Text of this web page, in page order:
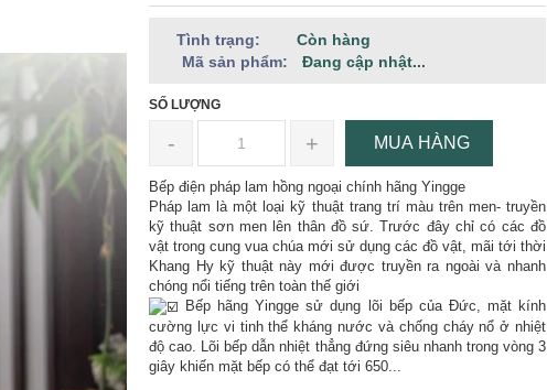
Tình trạng:
Còn hàng
Mã sản phẩm:
Đang cập nhật...
SỐ LƯỢNG
- + MUA HÀNG
Bếp điện pháp lam hồng ngoại chính hãng Yingge
Pháp lam là một loại kỹ thuật trang trí màu trên men- truyền
kỹ thuật sơn men lên thân đồ sứ. Trước đây chỉ có các đồ
vật trong cung vua chúa mới sử dụng các đồ vật, mãi tới thời
Khang Hy kỹ thuật này mới được truyền ra ngoài và nhanh
chóng nổi tiếng trên toàn thế giới
Bếp hãng Yingge sử dụng lõi bếp của Đức, mặt kính
cường lực vi tinh thể kháng nước và chống cháy nổ ở nhiệt
độ cao. Lõi bếp dẫn nhiệt thẳng đứng siêu nhanh trong vòng 3
giây khiến mặt bếp có thể đạt tới 650...